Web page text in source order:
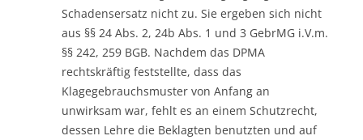
Schadensersatz nicht zu. Sie ergeben sich nicht
aus §§ 24 Abs. 2, 24b Abs. 1 und 3 GebrMG i.V.m.
§§ 242, 259 BGB. Nachdem das DPMA
rechtskräftig feststellte, dass das
Klagegebrauchsmuster von Anfang an
unwirksam war, fehlt es an einem Schutzrecht,
dessen Lehre die Beklagten benutzten und auf